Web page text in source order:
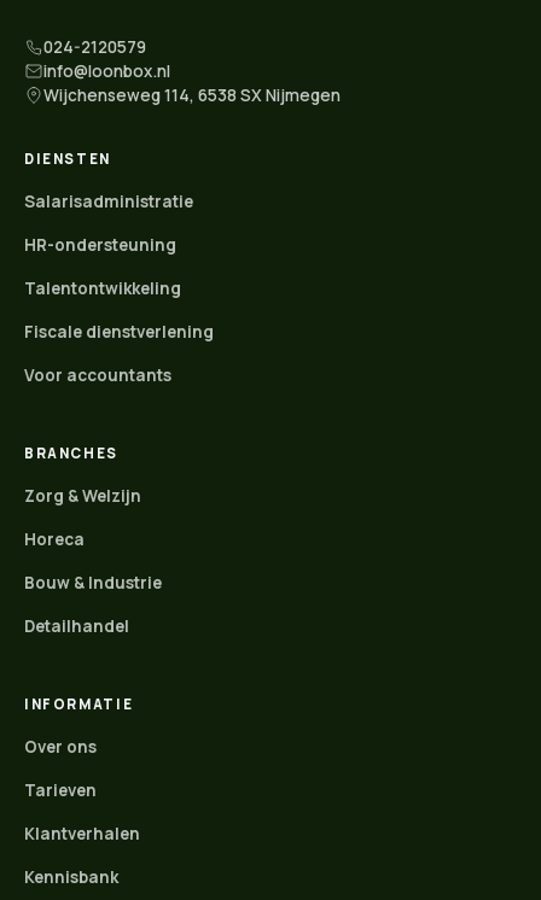
024-2120579
info@loonbox.nl
Wijchenseweg 114, 6538 SX Nijmegen
DIENSTEN
Salarisadministratie
HR-ondersteuning
Talentontwikkeling
Fiscale dienstverlening
Voor accountants
BRANCHES
Zorg & Welzijn
Horeca
Bouw & Industrie
Detailhandel
INFORMATIE
Over ons
Tarieven
Klantverhalen
Kennisbank